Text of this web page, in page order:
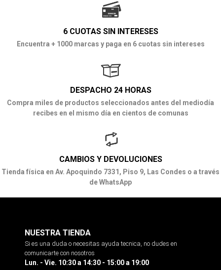
6 CUOTAS SIN INTERESES
Encuentra + 1000 marcas y paga en 6 cuotas sin intereses
DESPACHO 24 HORAS
Compra miles de productos seleccionados antes del mediodía
recibes en el mismo día en cientos de comunas
CAMBIOS Y DEVOLUCIONES
Tienda física en Av. Apoquindo 7331, Piso 9, Las Condes o a través
de WhatsApp
NUESTRA TIENDA
Si es una duda o necesitas ayuda tecnica, no dudes en
comunicarte con nosotros
Lun. - Vie. 10:30 a 14:30 - 15:00 a 19:00